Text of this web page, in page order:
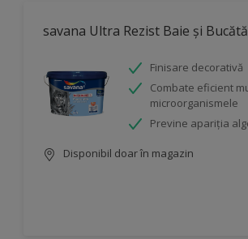
savana Ultra Rezist Baie și
Finisare decorativă
Combate eficient
microorganismele
Previne apariția
Disponibil doar în magazin